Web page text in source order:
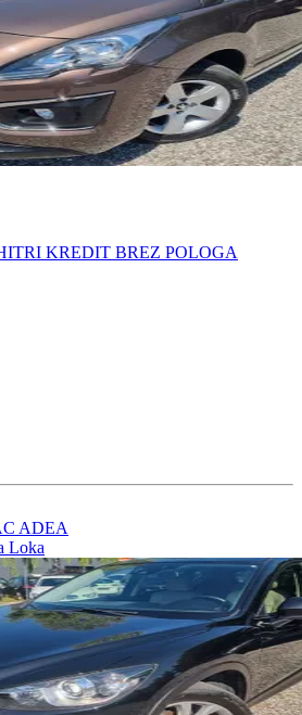
KREDIT BREZ POLOGA
ADEA
Loka